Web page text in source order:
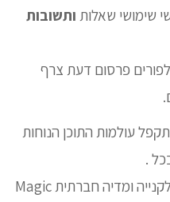
שימושי שאלות ותשובות
פרסום דעת צרף
עולמות התוכן הנוחות
.
Tavo שיווק לעסקים אפליקציות לקנייה ומדיה חברתית Magic